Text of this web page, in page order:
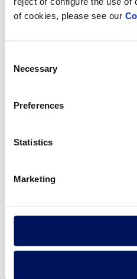
of cookies, please see our
Selection
Necessary
Preferences
Statistics
Marketing
ajudar-
Contacta amb nosaltres
Trobi Fluidra
al seu país
Visite el sitio web